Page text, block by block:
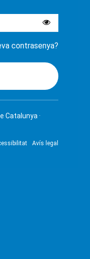
contrasenya?
Catalunya ·
Avís legal